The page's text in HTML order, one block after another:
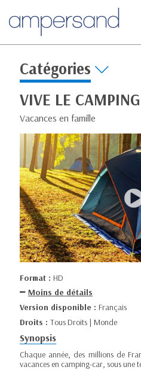
Catégories
VIVE LE CAMPING
Vacances en famille
Format : HD
Moins de détails
Version disponible : Français
Droits : Tous Droits | Monde
Synopsis
Chaque année, des millions de
vacances en camping-car, sous une